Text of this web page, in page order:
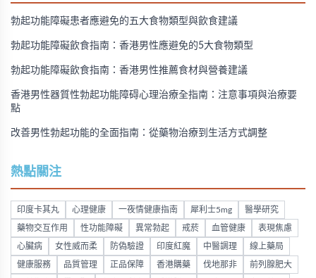
勃起功能障礙患者應避免的五大食物類型與飲食建議
勃起功能障礙飲食指南：香港男性應避免的5大食物類型
勃起功能障礙飲食指南：香港男性推薦食材與營養建議
香港男性器質性勃起功能障碍心理治療全指南：注意事項與治療要
點
改善男性勃起功能的全面指南：從藥物治療到生活方式調整
熱點關注
印度卡其丸 心理健康 一夜情健康指南 犀利士5mg 醫學研究
藥物交互作用 性功能障礙 異常勃起 戒菸 血管健康 表現焦慮
心臟病 女性威而柔 防偽驗證 印度紅魔 中醫調理 線上藥局
健康服務 品質管理 正品保障 香港購藥 伐地那非 前列腺肥大